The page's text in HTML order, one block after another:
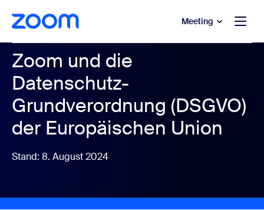
wechseln
Chat wechseln Meeting
Zoom und die
Datenschutz-
Grundverordnung (DSGVO)
der Europäischen Union
Stand: 8. August 2024